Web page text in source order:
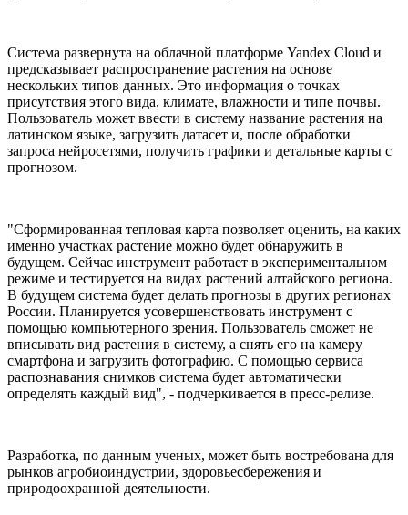
Система развернута на облачной платформе Yandex Cloud и
предсказывает распространение растения на основе
нескольких типов данных. Это информация о точках
присутствия этого вида, климате, влажности и типе почвы.
Пользователь может ввести в систему название растения на
латинском языке, загрузить датасет и, после обработки
запроса нейросетями, получить графики и детальные карты с
прогнозом.
"Сформированная тепловая карта позволяет оценить, на каких
именно участках растение можно будет обнаружить в
будущем. Сейчас инструмент работает в экспериментальном
режиме и тестируется на видах растений алтайского региона.
В будущем система будет делать прогнозы в других регионах
России. Планируется усовершенствовать инструмент с
помощью компьютерного зрения. Пользователь сможет не
вписывать вид растения в систему, а снять его на камеру
смартфона и загрузить фотографию. С помощью сервиса
распознавания снимков система будет автоматически
определять каждый вид", - подчеркивается в пресс-релизе.
Разработка, по данным ученых, может быть востребована для
рынков агробиоиндустрии, здоровьесбережения и
природоохранной деятельности.